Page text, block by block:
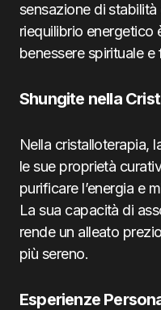
sensazione di
riequilibrio energetico
benessere spirituale e
Shungite nella
Nella cristalloterapia,
le sue proprietà
purificare l’energia e
La sua capacità di
rende un alleato
più sereno.
Esperienze